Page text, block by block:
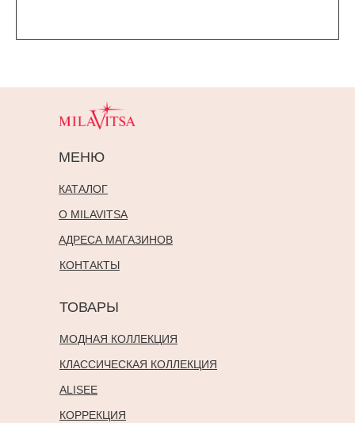
КАТАЛОГ
О MILAVITSA
АДРЕСА МАГАЗИНОВ
КОНТАКТЫ
МЕНЮ
МОДНАЯ КОЛЛЕКЦИЯ
КЛАССИЧЕСКАЯ КОЛЛЕКЦИЯ
ALISEE
ТОВАРЫ
КОРРЕКЦИЯ